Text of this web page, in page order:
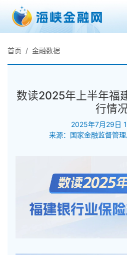
首页 金融数据
数读2025年上半年福
行情
2025年7月29日
来源：国家金融监督管